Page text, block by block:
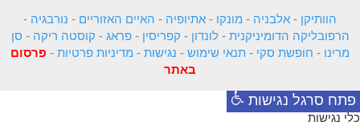
הוותיקן - אלבניה - מונקו - אתיופיה - האיים האזוריים - נורבגיה -
הרפובליקה הדומיניקנית -לונדון - קפריסין -פראג - קוסטה ריקה - סן
מרינו - חופשת סקי - תנאי שימוש - נגישות - מדיניות פרטיות - פרסום
באתר
פתח סרגל נגישות
כלי נגישות